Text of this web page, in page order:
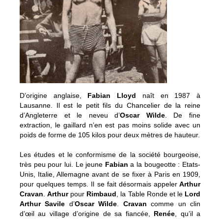
D’origine anglaise, Fabian Lloyd naît en 1987 à
Lausanne. Il est le petit fils du Chancelier de la reine
d’Angleterre et le neveu d’Oscar Wilde. De fine
extraction, le gaillard n’en est pas moins solide avec un
poids de forme de 105 kilos pour deux mètres de hauteur.
Les études et le conformisme de la société bourgeoise,
très peu pour lui. Le jeune Fabian a la bougeotte : Etats-
Unis, Italie, Allemagne avant de se fixer à Paris en 1909,
pour quelques temps. Il se fait désormais appelerArthur
Cravan .Arthurpour Rimbaud , la Table Ronde et le Lord
Arthur Savile d’Oscar Wilde Cravan comme un clin
d’œil au village d’origine de sa fiancée, Renée , qu’il a